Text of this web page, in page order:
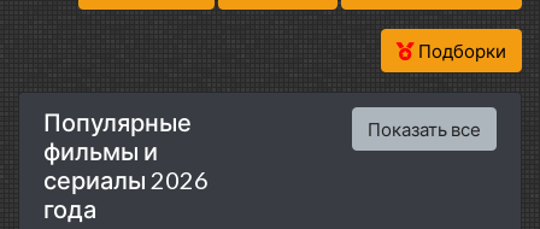
Подборки
Популярные
фильмы и
сериалы 2026
года
Показать все